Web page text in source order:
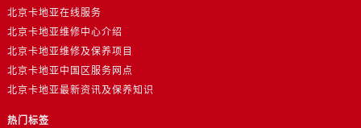
北京卡地亚在线服务
北京卡地亚维修中心介绍
北京卡地亚维修及保养项目
北京卡地亚中国区服务网点
北京卡地亚最新资讯及保养知识
热门标签